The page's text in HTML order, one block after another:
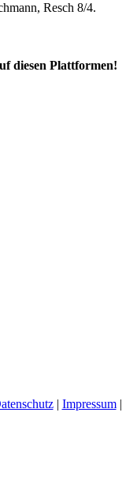
Resch 8/4.
diesen Plattformen!
| Impressum|